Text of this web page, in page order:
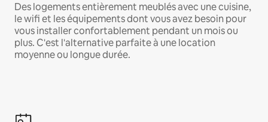
Des logements entièrement meublés avec une cuisine,
le wifi et les équipements dont vous avez besoin pour
vous installer confortablement pendant un mois ou
plus. C'est l'alternative parfaite à une location
moyenne ou longue durée.